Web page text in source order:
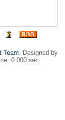
Team. Designed by
0.000 sec.